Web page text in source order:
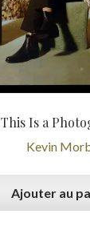
This Is a
Kevin
Ajouter au